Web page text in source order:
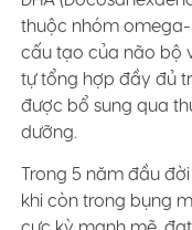
thuộc nhóm
cấu tạo của não bộ
tự tổng hợp đầy đủ
được bổ sung qua
dưỡng.
Trong 5 năm đầu
khi còn trong bụng